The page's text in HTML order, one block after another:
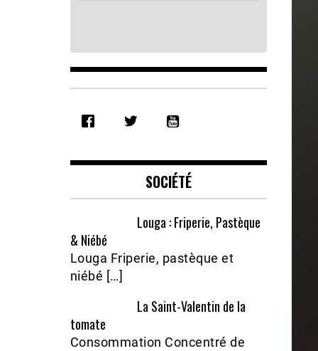
RSS FEED
EMBED
SOCIÉTÉ
Louga : Friperie, Pastèque
& Niébé
Louga Friperie, pastèque et
niébé […]
La Saint-Valentin de la
tomate
Consommation Concentré de